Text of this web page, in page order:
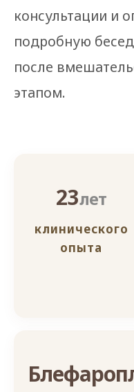
консультации и
подробную
после
этапом.
23лет
клинического
опыта